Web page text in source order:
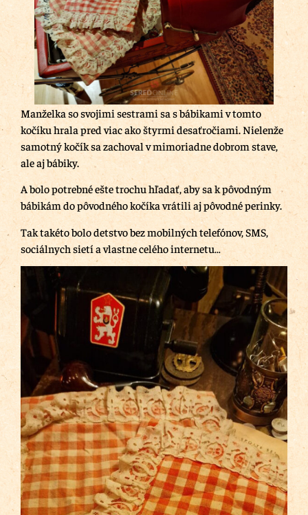
Manželka so svojimi sestrami sa s bábikami v tomto
kočíku hrala pred viac ako štyrmi desaťročiami. Nielenže
samotný kočík sa zachoval v mimoriadne dobrom stave,
ale aj bábiky.
A bolo potrebné ešte trochu hľadať, aby sa k pôvodným
bábikám do pôvodného kočíka vrátili aj pôvodné perinky.
Tak takéto bolo detstvo bez mobilných telefónov, SMS,
sociálnych sietí a vlastne celého internetu…